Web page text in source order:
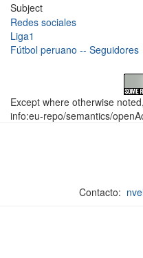
Subject
Redes sociales
Liga1
Fútbol peruano -- Seguidores
Except where otherwise
info:eu-repo/semantics/
Contacto: